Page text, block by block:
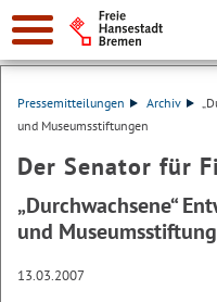
Suche:
Pressemitteilungen Archiv
und Museumsstiftungen
Der Senator für
„Durchwachsene“
und
13.03.2007